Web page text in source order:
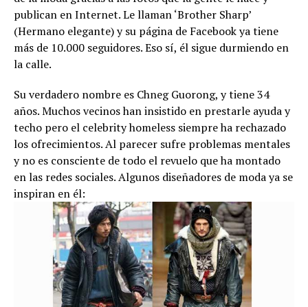
publican en Internet. Le llaman ‘Brother Sharp’
(Hermano elegante) y su página de Facebook ya tiene
más de 10.000 seguidores. Eso sí, él sigue durmiendo en
la calle.
Su verdadero nombre es Chneg Guorong, y tiene 34
años. Muchos vecinos han insistido en prestarle ayuda y
techo pero el celebrity homeless siempre ha rechazado
los ofrecimientos. Al parecer sufre problemas mentales
y no es consciente de todo el revuelo que ha montado
en las redes sociales. Algunos diseñadores de moda ya se
inspiran en él: